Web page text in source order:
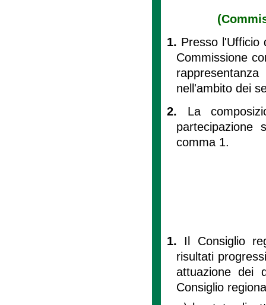
1. Presso l'Ufficio
Commissione
nell'ambito dei
2. La
comma 1.
1. Il Consiglio
risultati
attuazione dei
Consiglio